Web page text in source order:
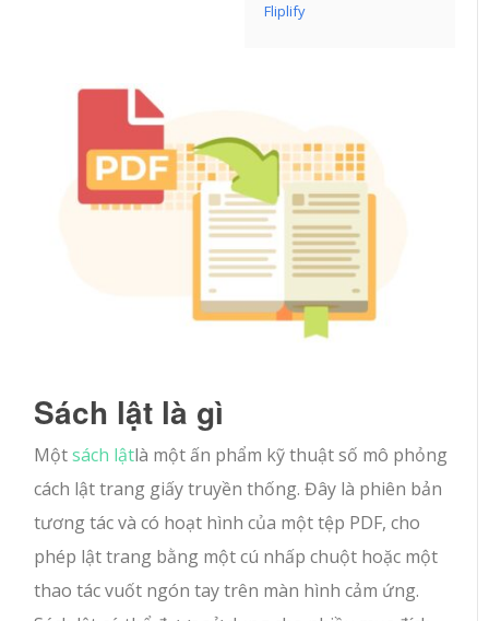
Fliplify
Sách lật là gì
Mộtsách lậtlà một ấn phẩm kỹ thuật số mô phỏng
cách lật trang giấy truyền thống. Đây là phiên bản
tương tác và có hoạt hình của một tệp PDF, cho
phép lật trang bằng một cú nhấp chuột hoặc một
thao tác vuốt ngón tay trên màn hình cảm ứng.